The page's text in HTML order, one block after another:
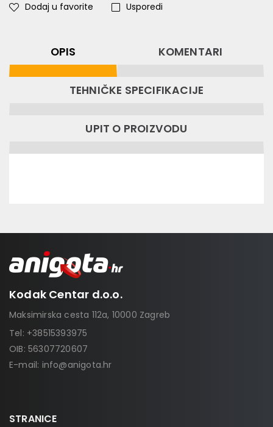
Dodaj u favorite Usporedi
OPIS KOMENTARI
TEHNIČKE SPECIFIKACIJE
UPIT O PROIZVODU
Kodak Centar d.o.o.
Maksimirska cesta 112a, 10000 Zagreb
Tel: +38515393975
OIB: 56307720607
E-mail: info@anigota.hr
STRANICE